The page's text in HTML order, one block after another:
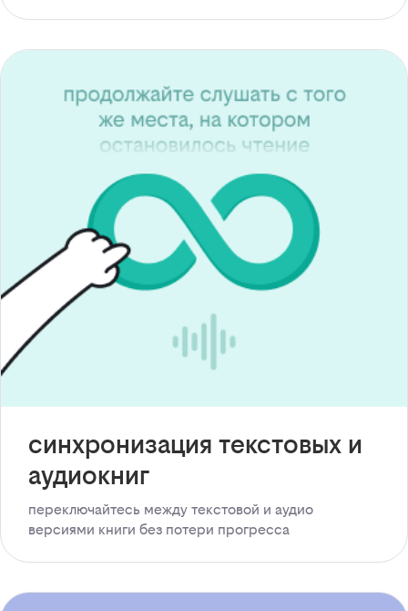
синхронизация текстовых и
аудиокниг
переключайтесь между текстовой и аудио
версиями книги без потери прогресса